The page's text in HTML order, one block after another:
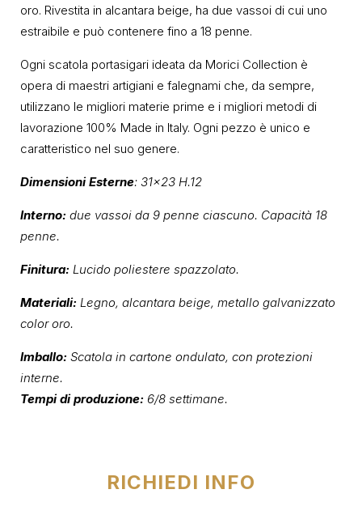
oro. Rivestita in alcantara beige, ha due vassoi di cui uno
estraibile e può contenere fino a 18 penne.
Ogni scatola portasigari ideata da Morici Collection è
opera di maestri artigiani e falegnami che, da sempre,
utilizzano le migliori materie prime e i migliori metodi di
lavorazione 100% Made in Italy. Ogni pezzo è unico e
caratteristico nel suo genere.
Dimensioni Esterne: 31×23 H.12
Interno: due vassoi da 9 penne ciascuno. Capacità 18
penne.
Finitura: Lucido poliestere spazzolato.
Materiali: Legno, alcantara beige, metallo galvanizzato
color oro.
Imballo: Scatola in cartone ondulato, con protezioni
interne.
Tempi di produzione: 6/8 settimane.
RICHIEDI INFO